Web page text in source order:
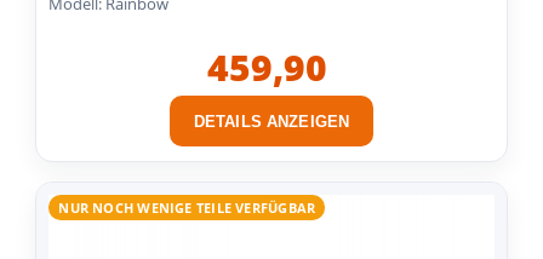
459,90
DETAILS ANZEIGEN
NUR NOCH WENIGE TEILE VERFÜGBAR